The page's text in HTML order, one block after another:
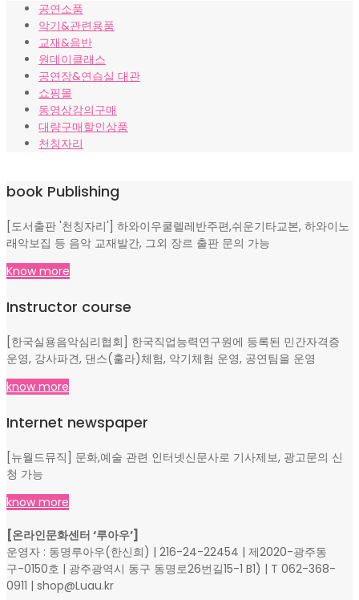
격:
₩10,000.₩8,000.
공연소품
악기&관련용품
교재&음반
원데이클래스
공연장&연습실 대관
쇼핑몰
동영상강의구매
대량구매할인상품
천칭자리
book Publishing
[도서출판 '천칭자리'] 하와이우쿨렐레반주편,쉬운기타교본, 하와이노
래악보집 등 음악 교재발간, 그외 장르 출판 문의 가능
Know more
Instructor course
[한국실용음악심리협회] 한국직업능력연구원에 등록된 민간자격증
운영, 강사파견, 댄스(훌라)체험, 악기체험 운영, 공연팀을 운영
know more
Internet newspaper
[뉴월드뮤직] 문화,예술 관련 인터넷신문사로 기사제보, 광고문의 신
청 가능
know more
[온라인문화센터 ‘루아우’]
운영자 : 동명루아우(한신희) | 216-24-22454 | 제2020-광주동
구-0150호 | 광주광역시 동구 동명로26번길15-1 B1) | T 062-368-
0911 | shop@Luau.kr